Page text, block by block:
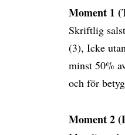
Moment 1
Skriftlig
(3), Icke
minst 50%
och för
Moment 2